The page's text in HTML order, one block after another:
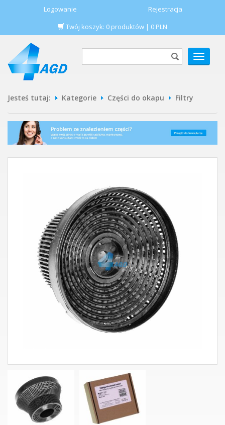
Logowanie
Rejestracja
Twój koszyk: 0 produktów | 0 PLN
POKAŻ
MENU
Jesteś tutaj: Kategorie Części do okapu Filtry